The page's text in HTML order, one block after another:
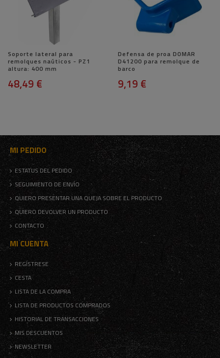
Soporte lateral para
remolques naúticos - PZ1
altura: 400 mm
48,49 €
Defensa de proa DOMAR
D41200 para remolque de
barco
9,19 €
MI PEDIDO
ESTATUS DEL PEDIDO
SEGUIMIENTO DE ENVÍO
QUIERO PRESENTAR UNA QUEJA SOBRE EL PRODUCTO
QUIERO DEVOLVER UN PRODUCTO
CONTACTO
MI CUENTA
REGÍSTRESE
CESTA
LISTA DE LA COMPRA
LISTA DE PRODUCTOS COMPRADOS
HISTORIAL DE TRANSACCIONES
MIS DESCUENTOS
NEWSLETTER